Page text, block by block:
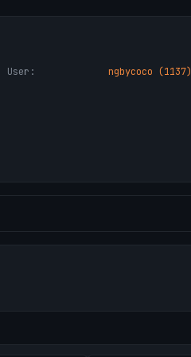
User: ngbycoco (1137)